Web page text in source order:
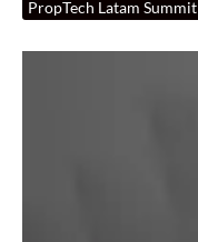
PropTech Latam Summit